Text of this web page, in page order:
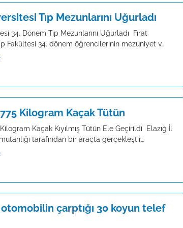
Tıp Mezunlarını Uğurladı
34. Dönem Tıp Mezunlarını Uğurladı Fırat
Fakültesi 34. dönem öğrencilerinin mezuniyet v…
775 Kilogram Kaçak Tütün
Kilogram Kaçak Kıyılmış Tütün Ele Geçirildi Elazığ İl
tarafından bir araçta gerçekleştir…
otomobilin çarptığı 30 koyun telef